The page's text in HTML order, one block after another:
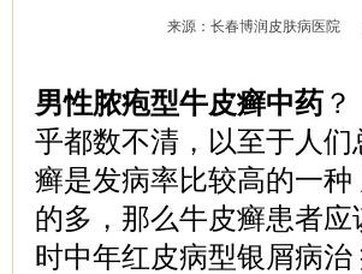
来源：长春博润皮肤病医院
男性脓疱型牛皮癣中药
乎都数不清，以至于人
癣是发病率比较高的一
的多，那么牛皮癣患者
时中年红皮病型银屑病